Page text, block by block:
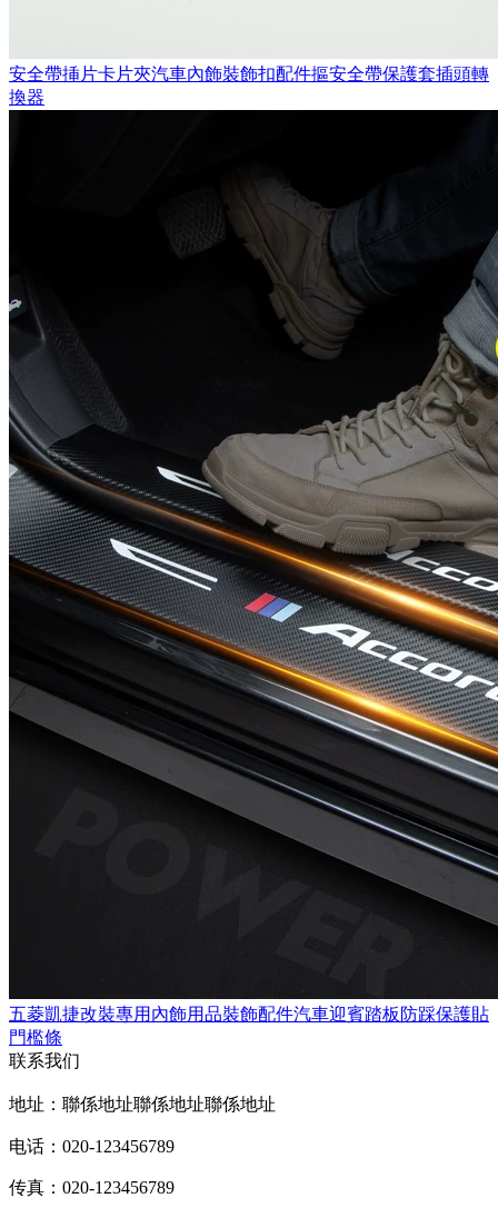
安全帶挿片卡片夾汽車內飾裝飾扣配件摳安全帶保護套插頭轉
換器
五菱凱捷改裝專用內飾用品裝飾配件汽車迎賓踏板防踩保護貼
門檻條
联系我们
地址：聯係地址聯係地址聯係地址
电话：020-123456789
传真：020-123456789